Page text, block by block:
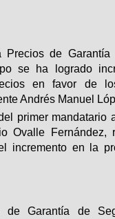
Precios de
se ha logrado
en favor de
Andrés Manuel
primer mandatario
Ovalle
incremento en la
de Garantía de